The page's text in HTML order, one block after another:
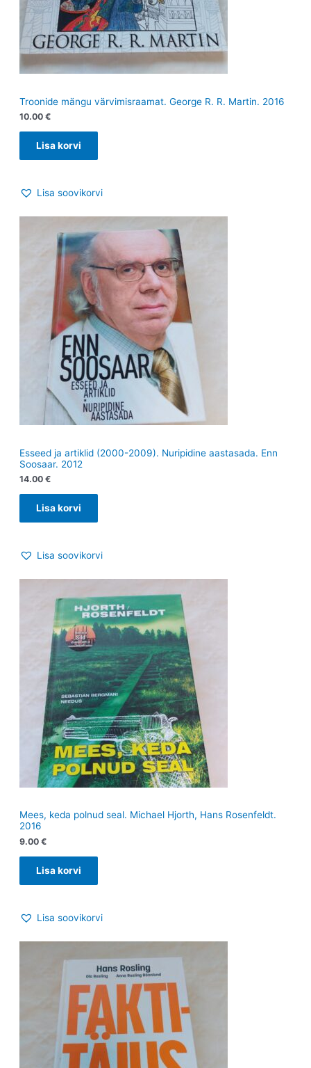
Troonide mängu värvimisraamat. George R. R. Martin. 2016
10.00 €
Lisa korvi
Lisa soovikorvi
Esseed ja artiklid (2000-2009). Nuripidine aastasada. Enn
Soosaar. 2012
14.00 €
Lisa korvi
Lisa soovikorvi
Mees, keda polnud seal. Michael Hjorth, Hans Rosenfeldt.
2016
9.00 €
Lisa korvi
Lisa soovikorvi